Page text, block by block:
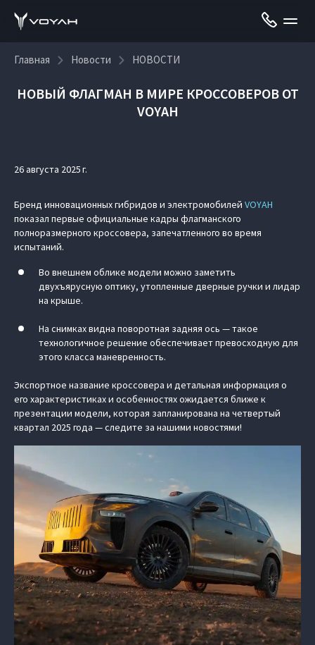
Главная Новости НОВОСТИ
НОВЫЙ ФЛАГМАН В МИРЕ КРОССОВЕРОВ ОТ
VOYAH
26 августа 2025 г.
Бренд инновационных гибридов и электромобилей VOYAH
показал первые официальные кадры флагманского
полноразмерного кроссовера, запечатленного во время
испытаний.
Во внешнем облике модели можно заметить
двухъярусную оптику, утопленные дверные ручки и лидар
на крыше.
На снимках видна поворотная задняя ось — такое
технологичное решение обеспечивает превосходную для
этого класса маневренность.
Экспортное название кроссовера и детальная информация о
его характеристиках и особенностях ожидается ближе к
презентации модели, которая запланирована на четвертый
квартал 2025 года — следите за нашими новостями!